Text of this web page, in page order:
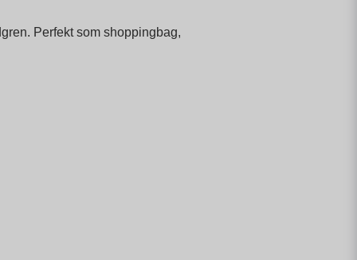
Perfekt som shoppingbag,